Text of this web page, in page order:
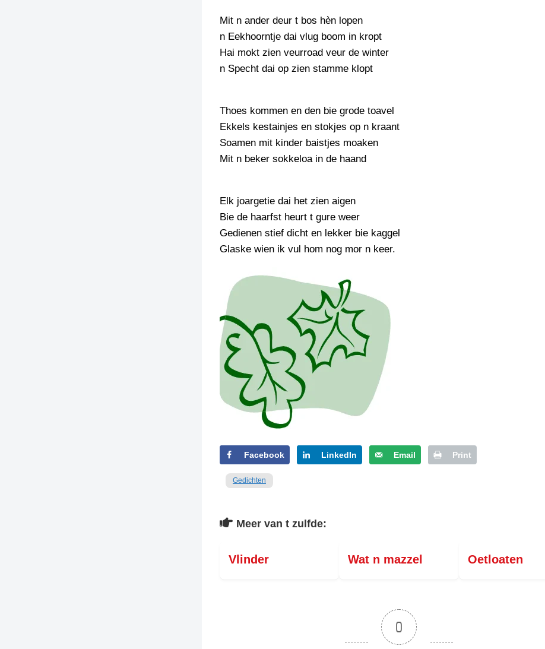
FOTO’S
TIEDSCHRIFT
KREUZE
TENEEL
Mit n ander deur t bos hèn lopen
n Eekhoorntje dai vlug boom in kropt
Hai mokt zien veurroad veur de winter
n Specht dai op zien stamme klopt
Thoes kommen en den bie grode toavel
Ekkels kestainjes en stokjes op n kraant
Soamen mit kinder baistjes moaken
Mit n beker sokkeloa in de haand
Elk joargetie dai het zien aigen
Bie de haarfst heurt t gure weer
Gedienen stief dicht en lekker bie kaggel
Glaske wien ik vul hom nog mor n keer.
Facebook LinkedIn Email Print
Gedichten
Meer van t zulfde:
Vlinder Wat n mazzel Oetloaten
0